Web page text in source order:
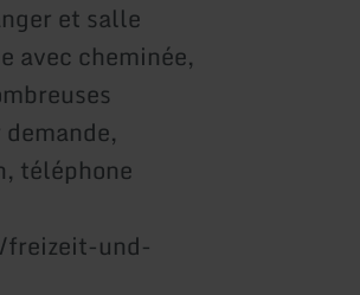
et salle
avec cheminée,
téléphone
freizeit-und-